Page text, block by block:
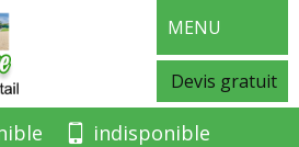
MENU
Devis gratuit
indisponible